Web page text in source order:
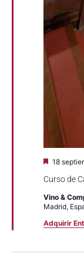
Curso de
18
Vino &
Madrid,
Adquirir